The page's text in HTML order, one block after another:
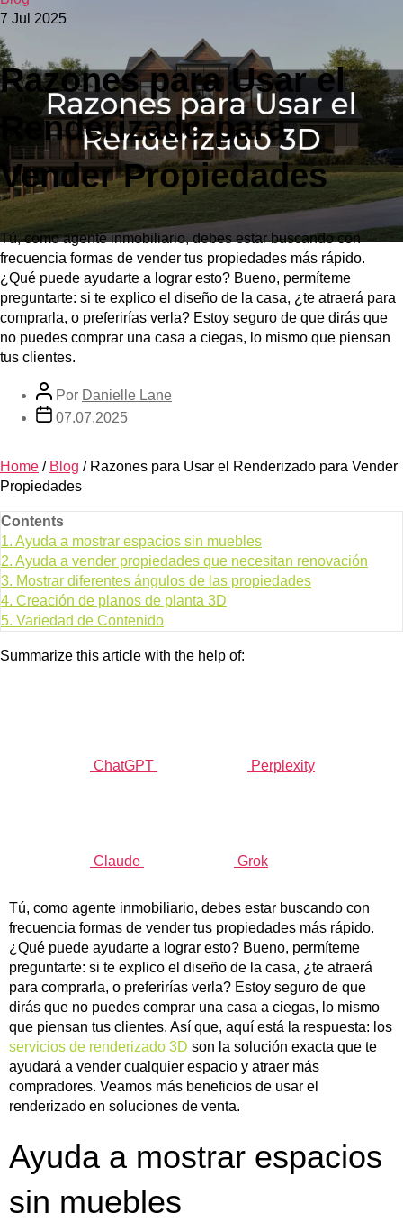
7 Jul 2025
Razones para Usar el
Renderizado para
Vender Propiedades
Tú, como agente inmobiliario, debes estar buscando con
frecuencia formas de vender tus propiedades más rápido.
¿Qué puede ayudarte a lograr esto? Bueno, permíteme
preguntarte: si te explico el diseño de la casa, ¿te atraerá para
comprarla, o preferirías verla? Estoy seguro de que dirás que
no puedes comprar una casa a ciegas, lo mismo que piensan
tus clientes.
Por Danielle Lane
07.07.2025
Home / Blog / Razones para Usar el Renderizado para Vender
Propiedades
Contents
1. Ayuda a mostrar espacios sin muebles
2. Ayuda a vender propiedades que necesitan renovación
3. Mostrar diferentes ángulos de las propiedades
4. Creación de planos de planta 3D
5. Variedad de Contenido
Summarize this article with the help of:
ChatGPT Perplexity
Claude Grok
Tú, como agente inmobiliario, debes estar buscando con
frecuencia formas de vender tus propiedades más rápido.
¿Qué puede ayudarte a lograr esto? Bueno, permíteme
preguntarte: si te explico el diseño de la casa, ¿te atraerá
para comprarla, o preferirías verla? Estoy seguro de que
dirás que no puedes comprar una casa a ciegas, lo mismo
que piensan tus clientes. Así que, aquí está la respuesta: los
servicios de renderizado 3D son la solución exacta que te
ayudará a vender cualquier espacio y atraer más
compradores. Veamos más beneficios de usar el
renderizado en soluciones de venta.
Ayuda a mostrar espacios
sin muebles